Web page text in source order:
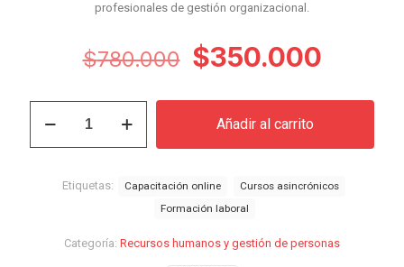
profesionales de gestión organizacional.
$780.000 El
original
era:
$350.000El
actual
Legislación
cantidad
Añadir al carrito
Categoría: Recursos humanos y gestión de personas
Etiquetas: Capacitación online
Cursos asincrónicos
Formación laboral